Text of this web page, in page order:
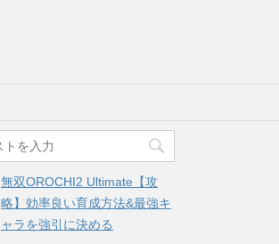
無双OROCHI2 Ultimate【攻
略】効率良い育成方法&最強キ
ャラを強引に決める